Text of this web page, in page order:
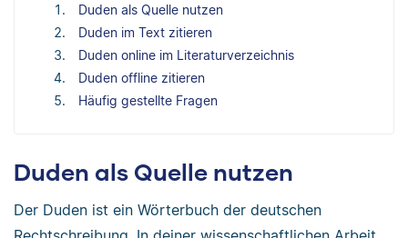
Duden als Quelle nutzen
Duden im Text zitieren
Duden online im Literaturverzeichnis
Duden offline zitieren
Häufig gestellte Fragen
Duden als Quelle nutzen
Der Duden ist ein Wörterbuch der deutschen